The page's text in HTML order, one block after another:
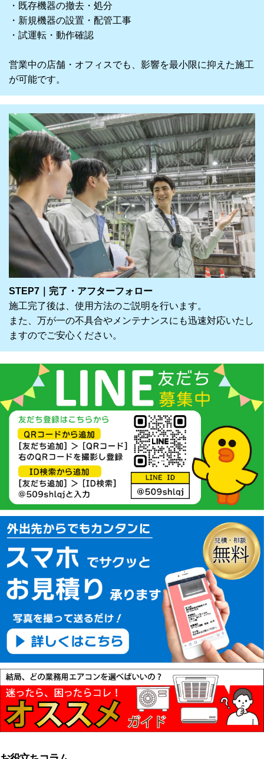
・既存機器の撤去・処分
・新規機器の設置・配管工事
・試運転・動作確認
営業中の店舗・オフィスでも、影響を最小限に抑えた施工
が可能です。
STEP7｜完了・アフターフォロー
施工完了後は、使用方法のご説明を行います。
また、万が一の不具合やメンテナンスにも迅速対応いたし
ますのでご安心ください。